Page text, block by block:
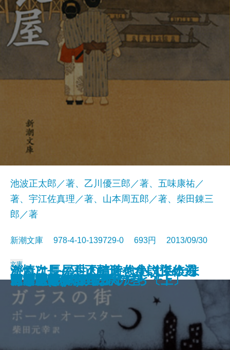
隅の風景
管見妄語 始末に困る人
これはこの世のことならず―たま
しくる―
たまゆら
激情次長―不正融資を食い止めろ
―
羽越本線 北の追跡者
死ぬときに後悔すること25
図南の翼 十二国記
黒田如水
がんこ長屋―人情時代小説傑作選
―
池波正太郎／著、乙川優三郎／著、五味康祐／
著、宇江佐真理／著、山本周五郎／著、柴田錬三
郎／著
新潮文庫 978-4-10-139729-0 693円 2013/09/30
文庫
ガラスの街
代替医療解剖
トモスイ
三国志(十) 五丈原の巻
つぎはぎプラネット
田辺聖子の古典まんだら〔上〕
田辺聖子の古典まんだら〔下〕
ガラシャ
あなたがいる場所
宮本武蔵(八)